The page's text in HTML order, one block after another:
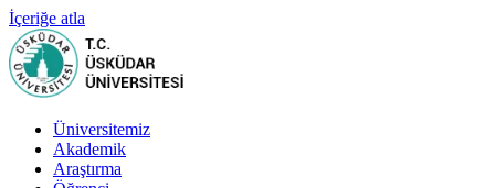
İçeriğe atla
Üniversitemiz
Akademik
Araştırma